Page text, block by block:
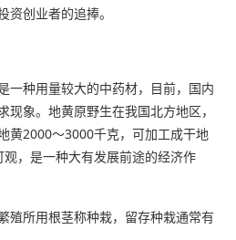
资创业者的追捧。
一种用量较大的中药材，目前，国内
象。地黄原野生在我国北方地区，
黄2000～3000千克，可加工成干地
，是一种大有发展前途的经济作
殖所用根茎称种栽，留存种栽通常有